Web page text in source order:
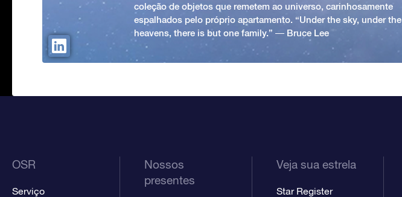
coleção de objetos que remetem ao universo, carinhosamente
espalhados pelo próprio apartamento. “Under the sky, under the
heavens, there is but one family.” ― Bruce Lee
OSR
Serviço
Nossos
presentes
Veja sua estrela
Star Register